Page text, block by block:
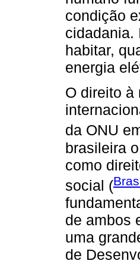
condição
cidadania.
habitar,
energia
O direito à
da ONU
brasileira
como
social (
de ambos
uma
de